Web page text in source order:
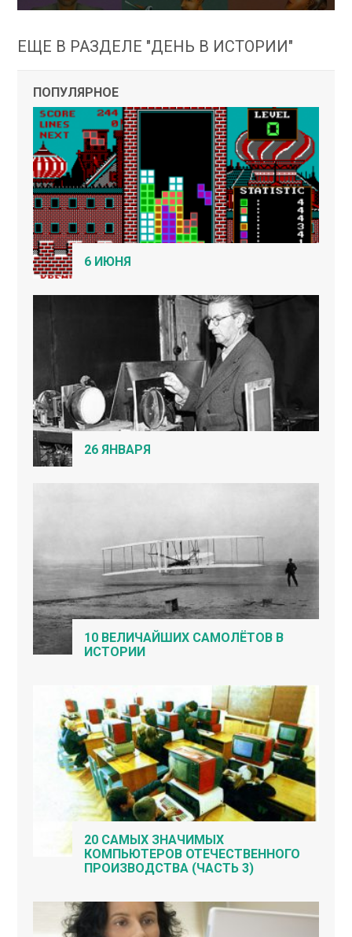
ЕЩЕ В РАЗДЕЛЕ "ДЕНЬ В ИСТОРИИ"
ПОПУЛЯРНОЕ
6 ИЮНЯ
26 ЯНВАРЯ
10 ВЕЛИЧАЙШИХ САМОЛЁТОВ В
ИСТОРИИ
20 САМЫХ ЗНАЧИМЫХ
КОМПЬЮТЕРОВ ОТЕЧЕСТВЕННОГО
ПРОИЗВОДСТВА (ЧАСТЬ 3)